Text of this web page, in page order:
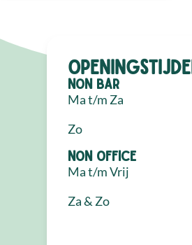
NON Bar
Ma t/m Za
Zo
NON Office
Ma t/m Vrij
Za & Zo